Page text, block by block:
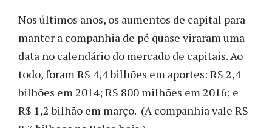
Nos últimos anos, os aumentos de capital para
manter a companhia de pé quase viraram uma
data no calendário do mercado de capitais. Ao
todo, foram R$ 4,4 bilhões em aportes: R$ 2,4
bilhões em 2014; R$ 800 milhões em 2016; e
R$ 1,2 bilhão em março. (A companhia vale R$